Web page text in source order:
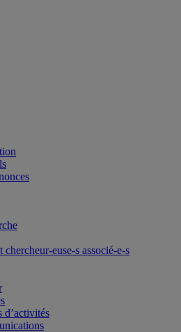
chercheur-euse-s associé-e-s
d’activités